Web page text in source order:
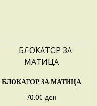
БЛОКАТОР ЗА МАТИЦА
70.00ден